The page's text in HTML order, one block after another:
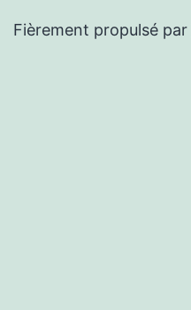
Fièrement propulsé par